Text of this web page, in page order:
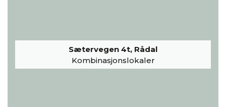
Sætervegen 4t, Rådal
Kombinasjonslokaler